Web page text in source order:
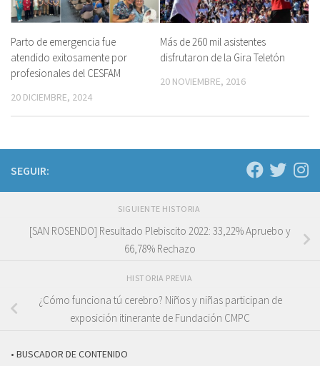
Parto de emergencia fue
atendido exitosamente por
profesionales del CESFAM
20 DICIEMBRE, 2024
Más de 260 mil asistentes
disfrutaron de la Gira Teletón
20 NOVIEMBRE, 2016
SEGUIR:
SIGUIENTE HISTORIA
[SAN ROSENDO] Resultado Plebiscito 2022: 33,22% Apruebo y
66,78% Rechazo
HISTORIA PREVIA
¿Cómo funciona tú cerebro? Niños y niñas participan de
exposición itinerante de Fundación CMPC
• BUSCADOR DE CONTENIDO